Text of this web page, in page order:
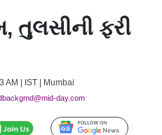
તુલસીની ફરી
AM | IST | Mumbai
day.com
Follow Us